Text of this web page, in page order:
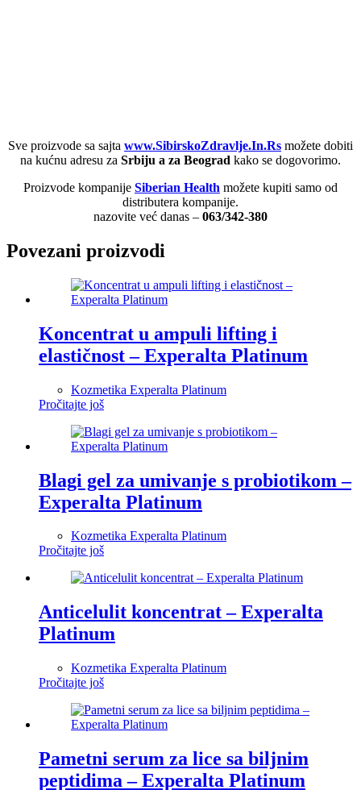
Sve proizvode sa sajta www.SibirskoZdravlje.In.Rs možete dobiti
na kućnu adresu za Srbiju a za Beograd kako se dogovorimo.
Proizvode kompanije Siberian Health možete kupiti samo od
distributera kompanije.
nazovite već danas – 063/342-380
Povezani proizvodi
Koncentrat u ampuli lifting i
elastičnost – Experalta Platinum
Kozmetika Experalta Platinum
Pročitajte još
Blagi gel za umivanje s probiotikom –
Experalta Platinum
Kozmetika Experalta Platinum
Pročitajte još
Anticelulit koncentrat – Experalta
Platinum
Kozmetika Experalta Platinum
Pročitajte još
Pametni serum za lice sa biljnim
peptidima – Experalta Platinum